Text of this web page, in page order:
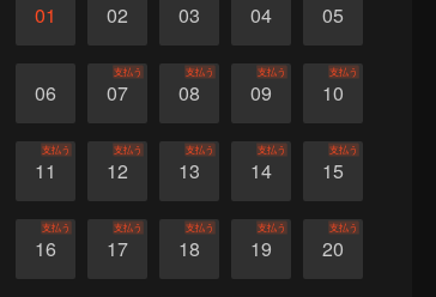
01 02 03 04 05
06 07
支払う
08
支払う
09
支払う
10
支払う
11
支払う
12
支払う
13
支払う
14
支払う
15
支払う
16
支払う
17
支払う
18
支払う
19
支払う
20
支払う